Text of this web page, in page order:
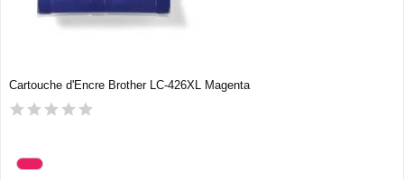
Cartouche d'Encre Brother LC-426XL Magenta